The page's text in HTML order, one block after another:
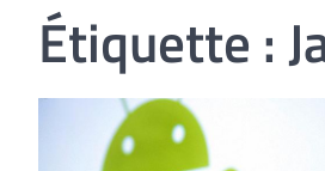
Étiquette :